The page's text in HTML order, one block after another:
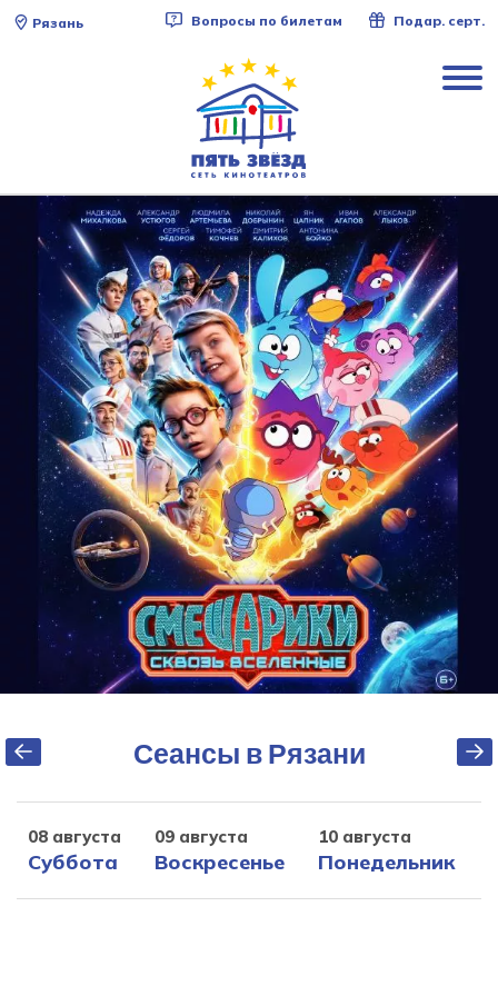
Рязань Вопросы по билетам Подар. серт.
Сеансы в Рязани
08 августа
Суббота
09 августа
Воскресенье
10 августа
Понедельник